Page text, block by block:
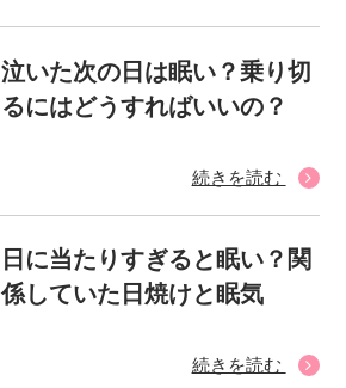
泣いた次の日は眠い？乗り切
るにはどうすればいいの？
続きを読む
日に当たりすぎると眠い？関
係していた日焼けと眠気
続きを読む